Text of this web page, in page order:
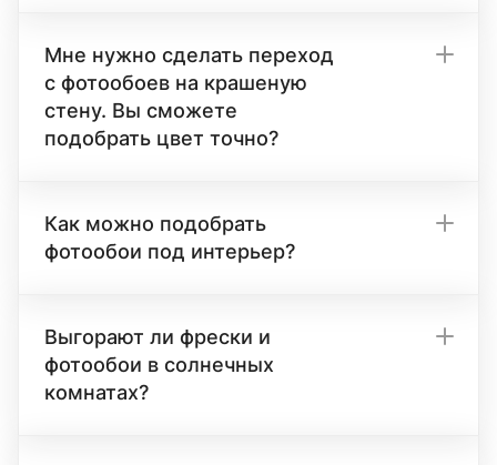
Мне нужно сделать переход
с фотообоев на крашеную
стену. Вы сможете
подобрать цвет точно?
Как можно подобрать
фотообои под интерьер?
Выгорают ли фрески и
фотообои в солнечных
комнатах?